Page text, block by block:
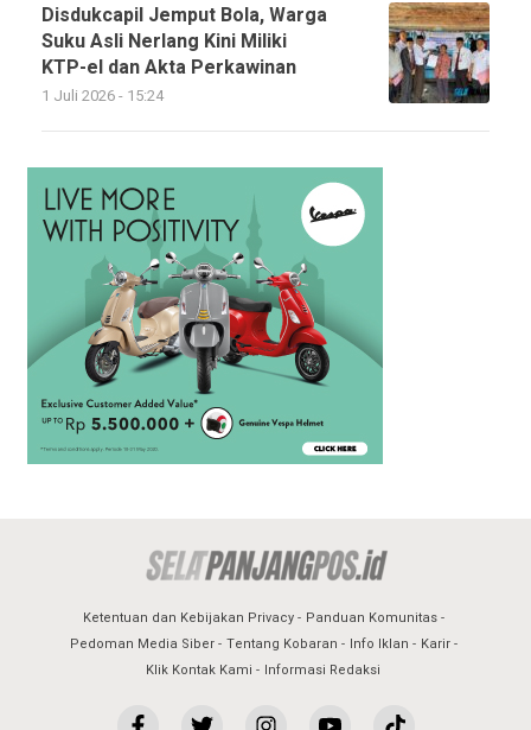
Disdukcapil Jemput Bola, Warga
Suku Asli Nerlang Kini Miliki
KTP-el dan Akta Perkawinan
1 Juli 2026 - 15:24
Ketentuan dan Kebijakan Privacy
Panduan Komunitas
Pedoman Media Siber
Tentang Kobaran Info Iklan
Karir
Klik Kontak Kami
Informasi Redaksi